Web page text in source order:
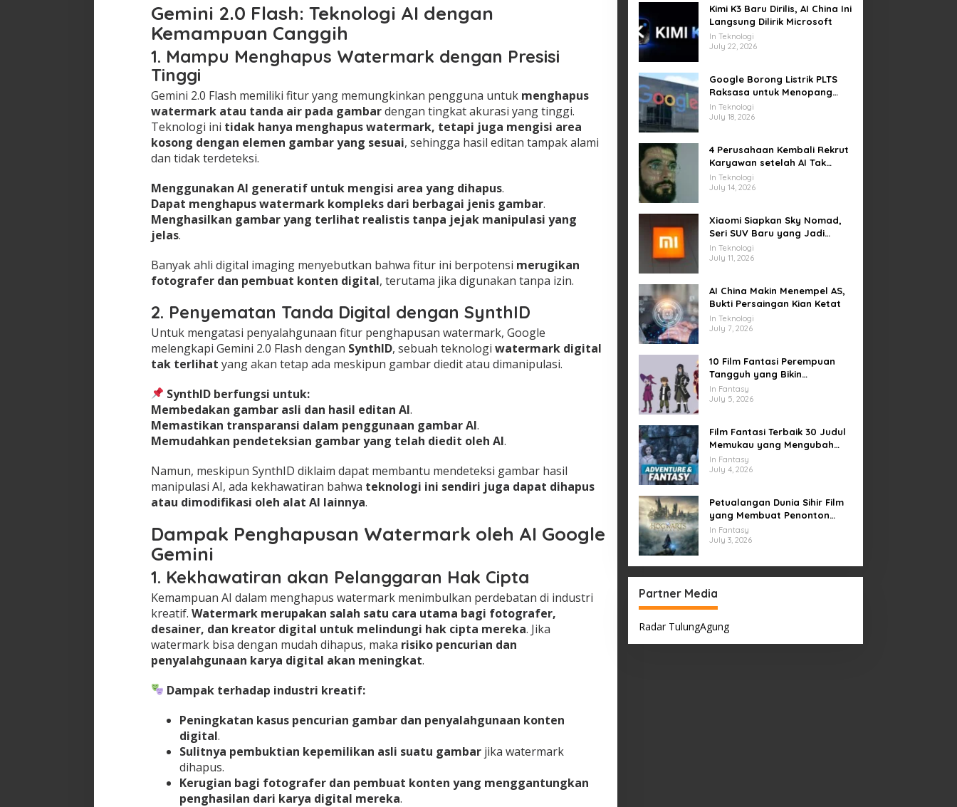
Gemini 2.0 Flash: Teknologi AI dengan
Kemampuan Canggih
1. Mampu Menghapus Watermark dengan Presisi
Tinggi
Gemini 2.0 Flash memiliki fitur yang memungkinkan pengguna untuk menghapus
watermark atau tanda air pada gambardengan tingkat akurasi yang tinggi.
Teknologi ini tidak hanya menghapus watermark, tetapi juga mengisi area
kosong dengan elemen gambar yang sesuai, sehingga hasil editan tampak alami
dan tidak terdeteksi.
Menggunakan AI generatif untuk mengisi area yang dihapus.
Dapat menghapus watermark kompleks dari berbagai jenis gambar.
Menghasilkan gambar yang terlihat realistis tanpa jejak manipulasi yang
jelas.
Banyak ahli digital imaging menyebutkan bahwa fitur ini berpotensi merugikan
fotografer dan pembuat konten digital, terutama jika digunakan tanpa izin.
2. Penyematan Tanda Digital dengan SynthID
Untuk mengatasi penyalahgunaan fitur penghapusan watermark, Google
melengkapi Gemini 2.0 Flash dengan SynthID, sebuah teknologi watermark digital
tak terlihat yang akan tetap ada meskipun gambar diedit atau dimanipulasi.
SynthID berfungsi untuk:
Membedakan gambar asli dan hasil editan AI.
Memastikan transparansi dalam penggunaan gambar AI.
Memudahkan pendeteksian gambar yang telah diedit oleh AI.
Namun, meskipun SynthID diklaim dapat membantu mendeteksi gambar hasil
manipulasi AI, ada kekhawatiran bahwa teknologi ini sendiri juga dapat dihapus
atau dimodifikasi oleh alat AI lainnya.
Dampak Penghapusan Watermark oleh AI Google
Gemini
1. Kekhawatiran akan Pelanggaran Hak Cipta
Kemampuan AI dalam menghapus watermark menimbulkan perdebatan di industri
kreatif. Watermark merupakan salah satu cara utama bagi fotografer,
desainer, dan kreator digital untuk melindungi hak cipta mereka. Jika
watermark bisa dengan mudah dihapus, maka risiko pencurian dan
penyalahgunaan karya digital akan meningkat.
Dampak terhadap industri kreatif:
Peningkatan kasus pencurian gambar dan penyalahgunaan konten
digital.
Sulitnya pembuktian kepemilikan asli suatu gambarjika watermark
dihapus.
Kerugian bagi fotografer dan pembuat konten yang menggantungkan
penghasilan dari karya digital mereka.
Kimi K3 Baru Dirilis, AI China Ini
Langsung Dilirik Microsoft
In Teknologi
July 22, 2026
Google Borong Listrik PLTS
Raksasa untuk Menopang
Pusat Data dan AI
In Teknologi
July 18, 2026
4 Perusahaan Kembali Rekrut
Karyawan setelah AI Tak
Penuhi Harapan
In Teknologi
July 14, 2026
Xiaomi Siapkan Sky Nomad,
Seri SUV Baru yang Jadi
Sorotan Otomotif Dunia
In Teknologi
July 11, 2026
AI China Makin Menempel AS,
Bukti Persaingan Kian Ketat
In Teknologi
July 7, 2026
10 Film Fantasi Perempuan
Tangguh yang Bikin
Terinspirasi, Termasuk Damsel
In Fantasy
July 5, 2026
Film Fantasi Terbaik 30 Judul
Memukau yang Mengubah
Imajinasi
In Fantasy
July 4, 2026
Petualangan Dunia Sihir Film
yang Membuat Penonton
Terpukau Selamanya
In Fantasy
July 3, 2026
Partner Media
Radar TulungAgung